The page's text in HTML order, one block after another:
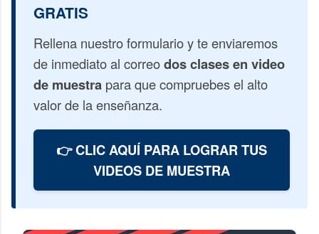
GRATIS
Rellena nuestro formulario y te enviaremos
de inmediato al correodos clases en video
de muestra para que compruebes el alto
valor de la enseñanza.
👉 CLIC AQUÍ PARA LOGRAR TUS
VIDEOS DE MUESTRA